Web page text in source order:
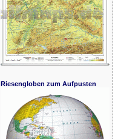
Riesengloben zum Aufpusten